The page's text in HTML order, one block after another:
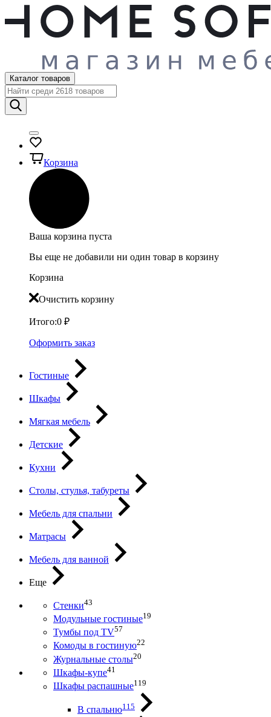
Каталог товаров
Корзина
Ваша корзина пуста
Вы еще не добавили ни один товар в корзину
Корзина
Очистить корзину
Итого:0 ₽
Оформить заказ
Гостиные
Шкафы
Мягкая мебель
Детские
Кухни
Столы, стулья, табуреты
Мебель для спальни
Матрасы
Мебель для ванной
Еще
Стенки43
Модульные гостиные19
Тумбы под ТV57
Комоды в гостиную22
Журнальные столы20
Шкафы-купе41
Шкафы распашные119
В спальню115